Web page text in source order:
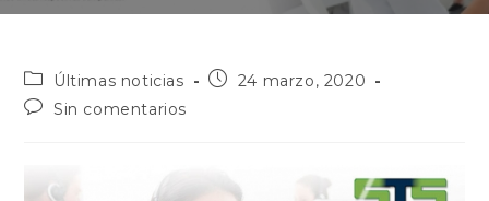
Últimas noticias
24 marzo, 2020
Sin comentarios